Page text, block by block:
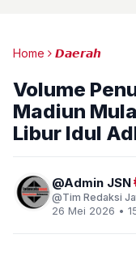
Home 𝘿𝙖𝙚𝙧𝙖𝙝
Volume
Madiun
Libur Idul
Admin JSN
Tim Redaksi
26 Mei 2026 •